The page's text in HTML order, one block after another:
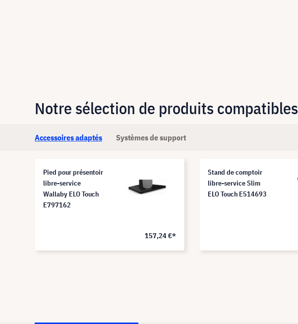
Notre sélection de produits compatibles
Accessoires adaptés Systèmes de support
Pied pour présentoir
libre-service
Wallaby ELO Touch
E797162
157,24 €*
Stand de comptoir
libre-service Slim
ELO Touch E514693